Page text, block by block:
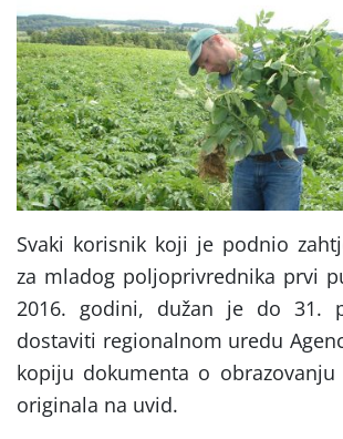
Svaki korisnik koji je podnio
za mladog poljoprivrednika prvi
2016. godini, dužan je do 31.
dostaviti regionalnom uredu
kopiju dokumenta o obrazovanju
originala na uvid.